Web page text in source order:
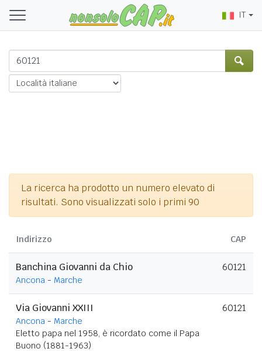
IT
La ricerca ha prodotto un numero elevato di
risultati. Sono visualizzati solo i primi 90
Indirizzo CAP
Banchina Giovanni da Chio
Ancona - Marche
60121
Via Giovanni XXIII
Ancona - Marche
Eletto papa nel 1958, è ricordato come il Papa
Buono (1881-1963)
60121